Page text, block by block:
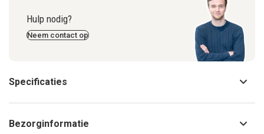
Hulp nodig?
Neem contact op
Specificaties
Bezorginformatie